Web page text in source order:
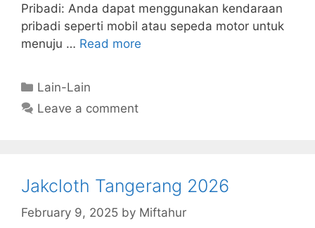
Pribadi: Anda dapat menggunakan kendaraan
pribadi seperti mobil atau sepeda motor untuk
menuju … Read more
Categories
Lain-Lain
Leave a comment
Jakcloth Tangerang 2026
February 9, 2025 by Miftahur